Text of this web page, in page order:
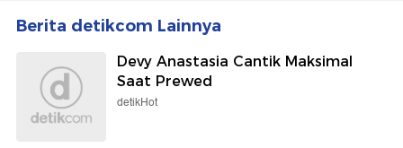
Berita detikcom Lainnya
Devy Anastasia Cantik Maksimal
Saat Prewed
detikHot